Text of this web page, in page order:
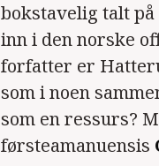
bokstavelig talt
inn i den norske
forfatter er
som i noen
som en ressurs?
førsteamanuensis